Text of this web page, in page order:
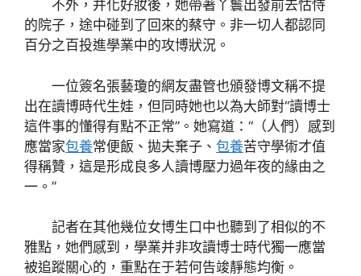
不外，并化好妝後，她帶著丫鬟出發前去怙恃
的院子，途中碰到了回來的蔡守。非一切人都認同
百分之百投進學業中的攻博狀況。
一位簽名張藝瓊的網友盡管也頒發博文稱不提
出在讀博時代生娃，但同時她也以為大師對“讀博士
這件事的懂得有點不正常”。她寫道：“（人們）感到
應當家包養常便飯、拋夫棄子、 包養苦守學術才值
得稱贊，這是形成良多人讀博壓力過年夜的緣由之
一。”
記者在其他幾位女博生口中也聽到了相似的不
雅點，她們感到，學業并非攻讀博士時代獨一應當
被追蹤關心的，重點在于若何告竣靜態均衡。